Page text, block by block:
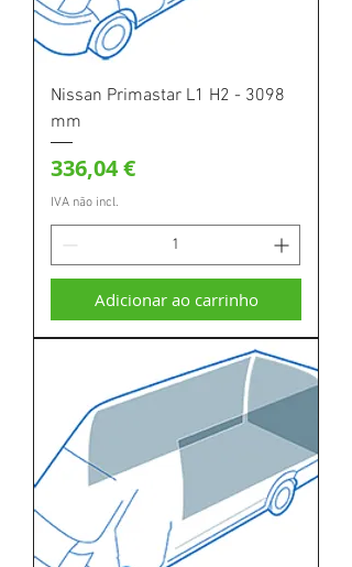
Nissan Primastar L1 H2 - 3098
mm
Preço
336,04 €
IVA não incl.
Adicionar ao carrinho